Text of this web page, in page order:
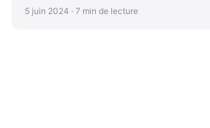
5 juin 2024 · 7 min de lecture